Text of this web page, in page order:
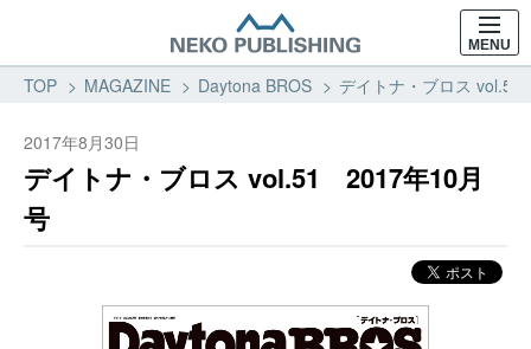
MENU
TOP MAGAZINE Daytona BROS デイトナ・ブロス vol.51
2017年8月30日
デイトナ・ブロス vol.51 2017年10月
号